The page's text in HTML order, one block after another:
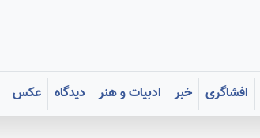
افشاگری خبر ادبیات و هنر دیدگاه عکس